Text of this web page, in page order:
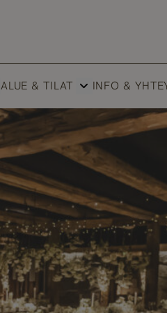
ALUE & TILAT INFO &